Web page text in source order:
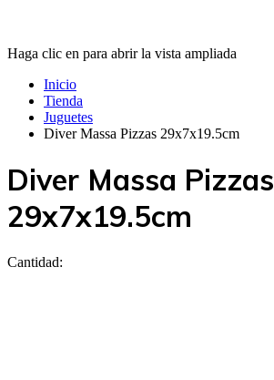
Haga clic en para abrir la vista ampliada
Inicio
Tienda
Juguetes
Diver Massa Pizzas 29x7x19.5cm
Diver Massa Pizzas
29x7x19.5cm
Cantidad: